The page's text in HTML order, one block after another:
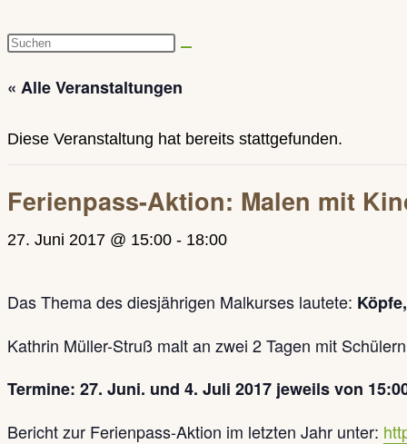
Diese
durchsuchen
« Alle Veranstaltungen
Diese Veranstaltung hat bereits stattgefunden.
Ferienpass-Aktion: Malen mit
27. Juni 2017 @ 15:00 - 18:00
Das Thema des diesjährigen Malkurses lautete:
Kathrin Müller-Struß malt an zwei 2 Tagen mit
Termine: 27. Juni. und 4. Juli 2017 jeweils von
Bericht zur Ferienpass-Aktion im letzten Jahr unter: